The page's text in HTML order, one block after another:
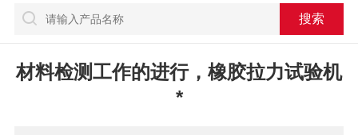
材料检测工作的进行，橡胶拉力试验机
*